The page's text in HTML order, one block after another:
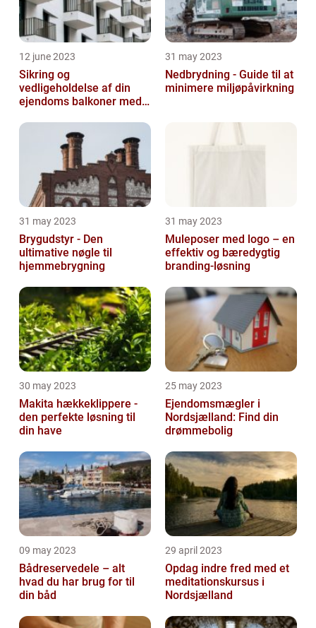
12 june 2023
Sikring og
vedligeholdelse af din
ejendoms balkoner med
31 may 2023
Nedbrydning - Guide til at
minimere miljøpåvirkning
31 may 2023
Brygudstyr - Den
ultimative nøgle til
hjemmebrygning
31 may 2023
Muleposer med logo – en
effektiv og bæredygtig
branding-løsning
30 may 2023
Makita hækkeklippere -
den perfekte løsning til
din have
25 may 2023
Ejendomsmægler i
Nordsjælland: Find din
drømmebolig
09 may 2023
Bådreservedele – alt
hvad du har brug for til
din båd
29 april 2023
Opdag indre fred med et
meditationskursus i
Nordsjælland